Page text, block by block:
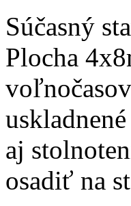
Súčasný
Plocha
aj
osadiť na